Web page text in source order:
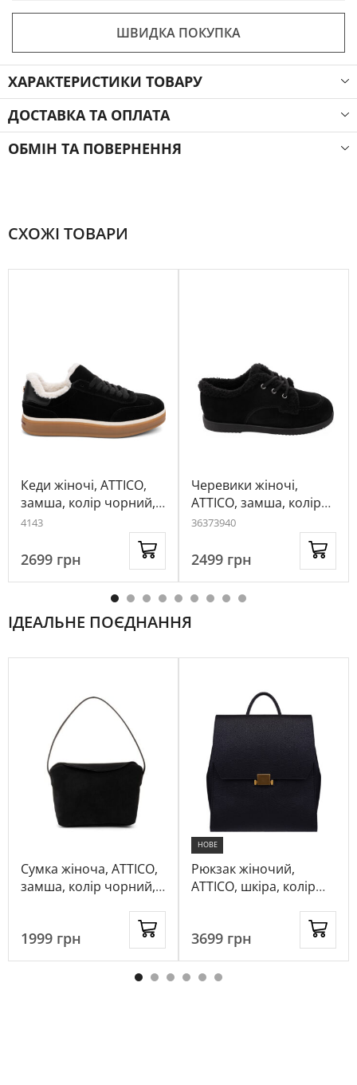
ШВИДКА ПОКУПКА
ХАРАКТЕРИСТИКИ ТОВАРУ
ДОСТАВКА ТА ОПЛАТА
ОБМІН ТА ПОВЕРНЕННЯ
СХОЖІ ТОВАРИ
Кеди жіночі, ATTICO,
замша, колір чорний,
1019063
4143
2699 грн
Черевики жіночі,
ATTICO, замша, колір
чорний, 1061393
36373940
2499 грн
ІДЕАЛЬНЕ ПОЄДНАННЯ
Сумка жіноча, ATTICO,
замша, колір чорний,
1999 грн
НОВЕ
Рюкзак жіночий,
ATTICO, шкіра, колір
3699 грн